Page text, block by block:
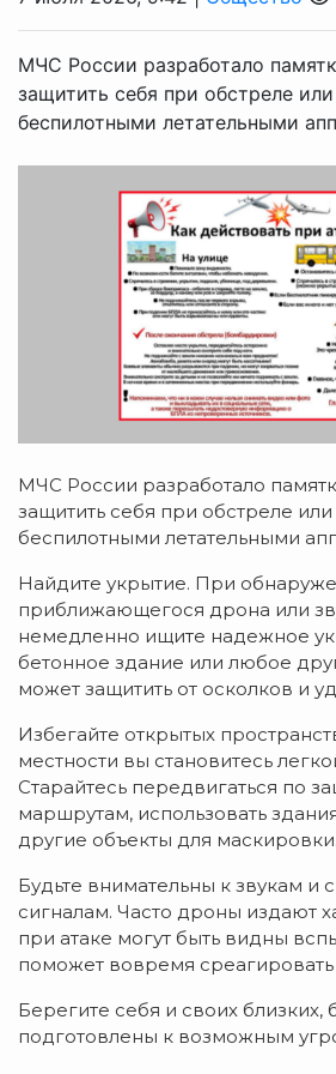
МЧС России разработало
защитить себя при обстреле или
беспилотными летательными
МЧС России разработало
защитить себя при обстреле или
беспилотными летательными
Найдите укрытие. При
приближающегося дрона или
немедленно ищите надежное
бетонное здание или любое
может защитить от осколков и
Избегайте открытых
местности вы становитесь
Старайтесь передвигаться по
маршрутам, использовать
другие объекты для маскировки.
Будьте внимательны к звукам и
сигналам. Часто дроны издают
при атаке могут быть видны
поможет вовремя
Берегите себя и своих близких,
подготовлены к возможным